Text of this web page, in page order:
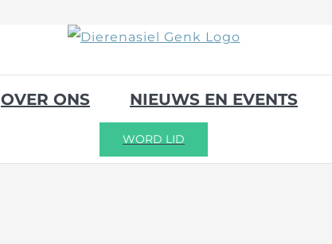
OVER ONS NIEUWS EN EVENTS
WORD LID